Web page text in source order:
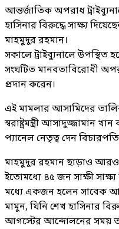
আন্তর্জাতিক অপরাধ
হাসিনার বিরুদ্ধে সাক্ষ্য
মাহমুদুর রহমান।
সকালে ট্রাইব্যুনালে
সংঘটিত মানবতাবিরোধী
প্রদান করেন।
এই মামলার আসামিদের
স্বরাষ্ট্রমন্ত্রী
প্যানেল নেতৃত্ব দেন
মাহমুদুর রহমান ছাড়াও আরও
ইতোমধ্যে ৪৫ জন সাক্ষী
মধ্যে একজন হলেন সাবেক
মামুন, যিনি শেখ হাসিনার
আগস্টের আন্দোলনের সময়